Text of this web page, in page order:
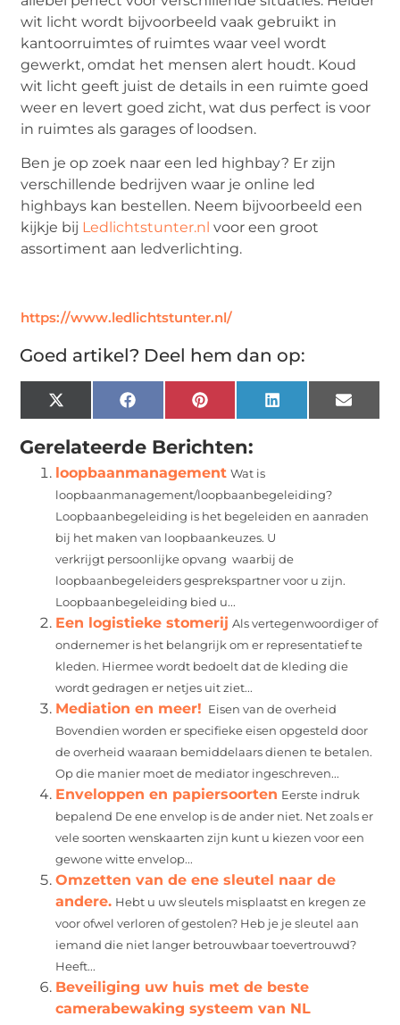
wit licht wordt bijvoorbeeld vaak gebruikt in
kantoorruimtes of ruimtes waar veel wordt
gewerkt, omdat het mensen alert houdt. Koud
wit licht geeft juist de details in een ruimte goed
weer en levert goed zicht, wat dus perfect is voor
in ruimtes als garages of loodsen.
Ben je op zoek naar een led highbay? Er zijn
verschillende bedrijven waar je online led
highbays kan bestellen. Neem bijvoorbeeld een
kijkje bij Ledlichtstunter.nl voor een groot
assortiment aan ledverlichting.
https://www.ledlichtstunter.nl/
Goed artikel? Deel hem dan op:
X
(Twitter)
FacebookPinterest LinkedIn Email
Gerelateerde Berichten:
loopbaanmanagement Wat is
loopbaanmanagement/loopbaanbegeleiding?
Loopbaanbegeleiding is het begeleiden en aanraden
bij het maken van loopbaankeuzes. U
verkrijgt persoonlijke opvang waarbij de
loopbaanbegeleiders gesprekspartner voor u zijn.
Loopbaanbegeleiding bied u...
Een logistieke stomerij Als vertegenwoordiger of
ondernemer is het belangrijk om er representatief te
kleden. Hiermee wordt bedoelt dat de kleding die
wordt gedragen er netjes uit ziet...
Mediation en meer! Eisen van de overheid
Bovendien worden er specifieke eisen opgesteld door
de overheid waaraan bemiddelaars dienen te betalen.
Op die manier moet de mediator ingeschreven...
Enveloppen en papiersoorten Eerste indruk
bepalend De ene envelop is de ander niet. Net zoals er
vele soorten wenskaarten zijn kunt u kiezen voor een
gewone witte envelop...
Omzetten van de ene sleutel naar de
andere. Hebt u uw sleutels misplaatst en kregen ze
voor ofwel verloren of gestolen? Heb je je sleutel aan
iemand die niet langer betrouwbaar toevertrouwd?
Heeft...
Beveiliging uw huis met de beste
camerabewaking systeem van NL